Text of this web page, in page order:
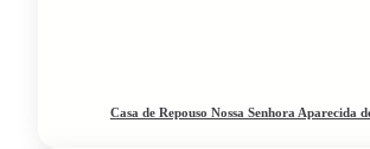
Casa de Repouso Nossa Senhora Aparecida